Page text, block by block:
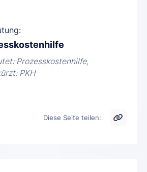
Prozesskostenhilfe,
PKH
Diese Seite teilen: